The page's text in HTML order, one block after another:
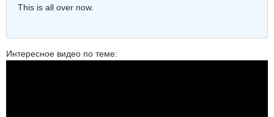
This is all over now.
Интересное видео по теме: